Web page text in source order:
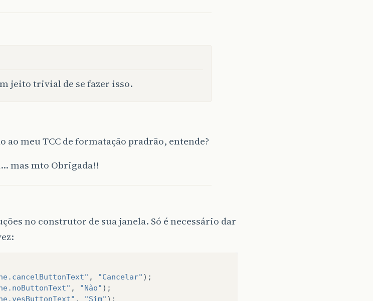
jeito trivial de se fazer isso.
ao meu TCC de formatação pradrão, entende?
mas mto Obrigada!!
no construtor de sua janela. Só é necessário dar
, "Cancelar" );
, "Não" );
, "Sim" );